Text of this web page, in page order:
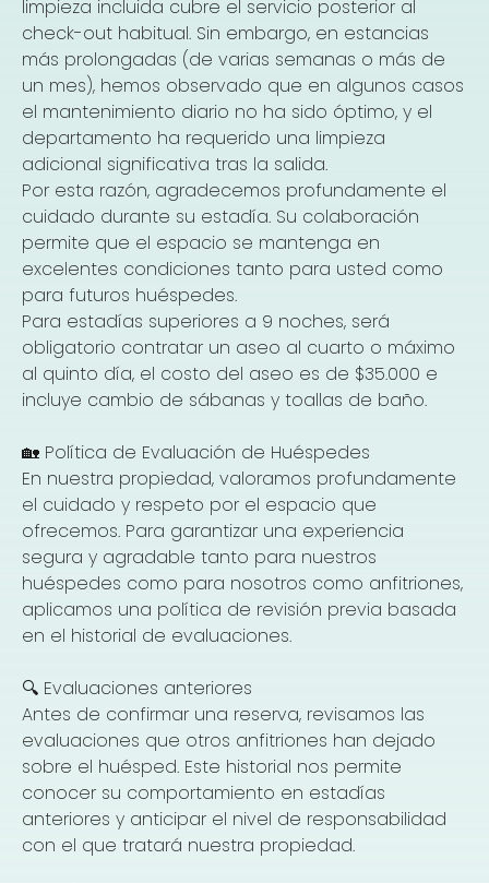
limpieza incluida cubre el servicio posterior al
check-out habitual. Sin embargo, en estancias
más prolongadas (de varias semanas o más de
un mes), hemos observado que en algunos casos
el mantenimiento diario no ha sido óptimo, y el
departamento ha requerido una limpieza
adicional significativa tras la salida.
Por esta razón, agradecemos profundamente el
cuidado durante su estadía. Su colaboración
permite que el espacio se mantenga en
excelentes condiciones tanto para usted como
para futuros huéspedes.
Para estadías superiores a 9 noches, será
obligatorio contratar un aseo al cuarto o máximo
al quinto día, el costo del aseo es de $35.000 e
incluye cambio de sábanas y toallas de baño.
🏡 Política de Evaluación de Huéspedes
En nuestra propiedad, valoramos profundamente
el cuidado y respeto por el espacio que
ofrecemos. Para garantizar una experiencia
segura y agradable tanto para nuestros
huéspedes como para nosotros como anfitriones,
aplicamos una política de revisión previa basada
en el historial de evaluaciones.
🔍 Evaluaciones anteriores
Antes de confirmar una reserva, revisamos las
evaluaciones que otros anfitriones han dejado
sobre el huésped. Este historial nos permite
conocer su comportamiento en estadías
anteriores y anticipar el nivel de responsabilidad
con el que tratará nuestra propiedad.